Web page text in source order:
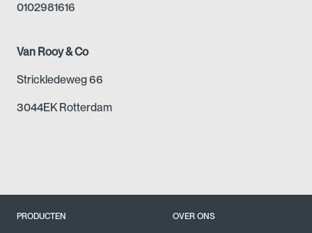
0102981616
Van Rooy & Co
Strickledeweg 66
3044EK Rotterdam
PRODUCTEN OVER ONS